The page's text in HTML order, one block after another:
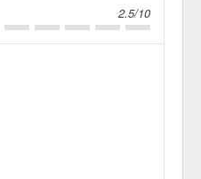
2.5/10